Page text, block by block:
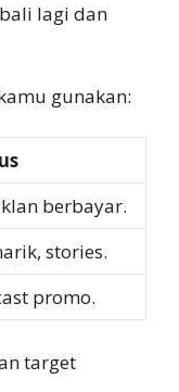
lagi dan
gunakan:
berbayar.
stories.
promo.
target